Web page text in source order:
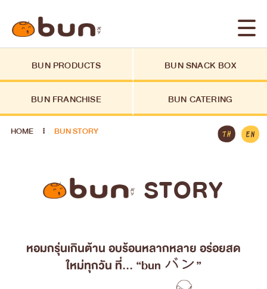
BUN PRODUCTS BUN SNACK BOX
BUN FRANCHISE BUN CATERING
HOME BUN STORY
STORY
หอมกรุ่นเกินต้าน อบร้อนหลากหลาย อร่อยสด
ใหม่ทุกวัน ที่... “bun バン”